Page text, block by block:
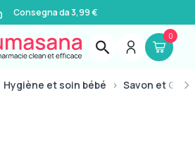
Consegna da 3,99 €
0
Hygiène et soin bébé › Savon et Gel